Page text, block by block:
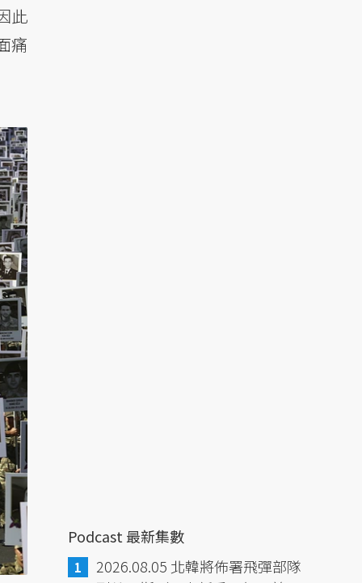
此
痛
Podcast 最新集數
2026.08.05 北韓將佈署飛彈部隊